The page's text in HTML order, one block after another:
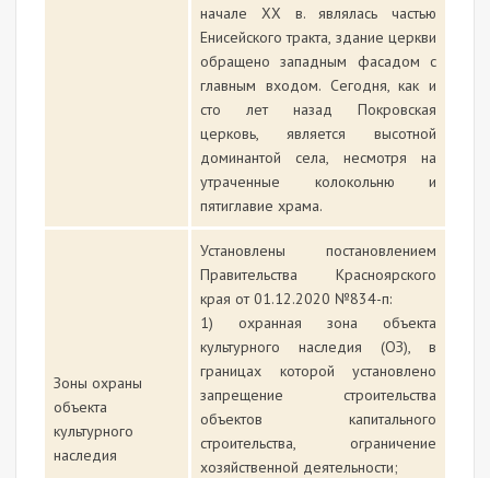
начале ХХ в. являлась частью
Енисейского тракта, здание церкви
обращено западным фасадом с
главным входом. Сегодня, как и
сто лет назад Покровская
церковь, является высотной
доминантой села, несмотря на
утраченные колокольню и
пятиглавие храма.
Зоны охраны
объекта
культурного
наследия
Установлены постановлением
Правительства Красноярского
края от 01.12.2020 №834-п:
1) охранная зона объекта
культурного наследия (ОЗ), в
границах которой установлено
запрещение строительства
объектов капитального
строительства, ограничение
хозяйственной деятельности;